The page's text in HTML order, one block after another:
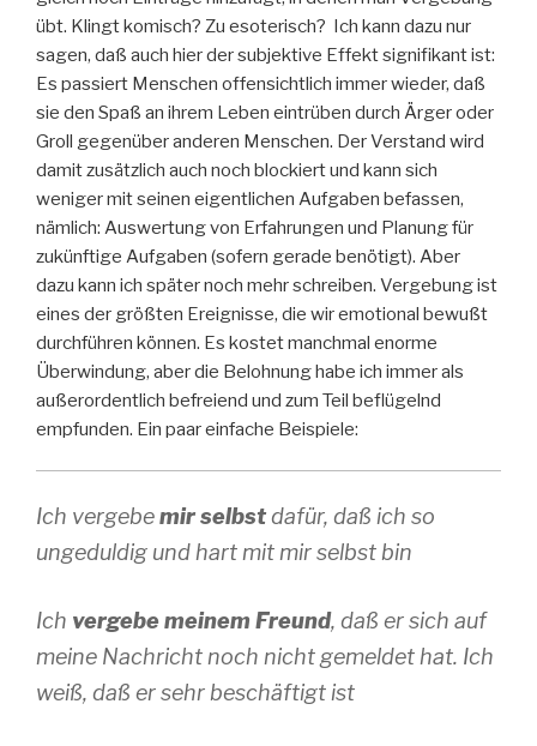
übt. Klingt komisch? Zu esoterisch? Ich kann dazu nur
sagen, daß auch hier der subjektive Effekt signifikant ist:
Es passiert Menschen offensichtlich immer wieder, daß
sie den Spaß an ihrem Leben eintrüben durch Ärger oder
Groll gegenüber anderen Menschen. Der Verstand wird
damit zusätzlich auch noch blockiert und kann sich
weniger mit seinen eigentlichen Aufgaben befassen,
nämlich: Auswertung von Erfahrungen und Planung für
zukünftige Aufgaben (sofern gerade benötigt). Aber
dazu kann ich später noch mehr schreiben. Vergebung ist
eines der größten Ereignisse, die wir emotional bewußt
durchführen können. Es kostet manchmal enorme
Überwindung, aber die Belohnung habe ich immer als
außerordentlich befreiend und zum Teil beflügelnd
empfunden. Ein paar einfache Beispiele:
Ich vergebemir selbstdafür, daß ich so
ungeduldig und hart mit mir selbst bin
Ich vergebe meinem Freund, daß er sich auf
meine Nachricht noch nicht gemeldet hat. Ich
weiß, daß er sehr beschäftigt ist